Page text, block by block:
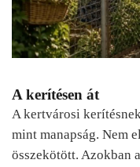
A kerítésen át
A kertvárosi
mint manapság. Nem
összekötött. Azokban